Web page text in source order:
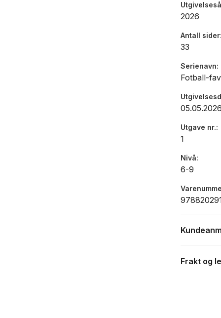
2026
Antall sider
33
Serienavn
Fotball-
Utgave nr.
1
Nivå
6-9
Frakt og